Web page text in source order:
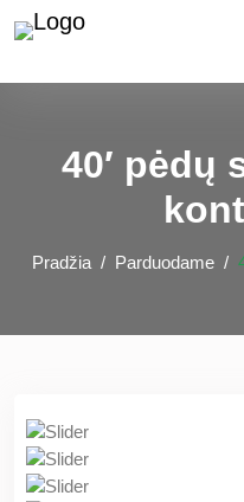
40′ pėdų
Pradžia Parduodame